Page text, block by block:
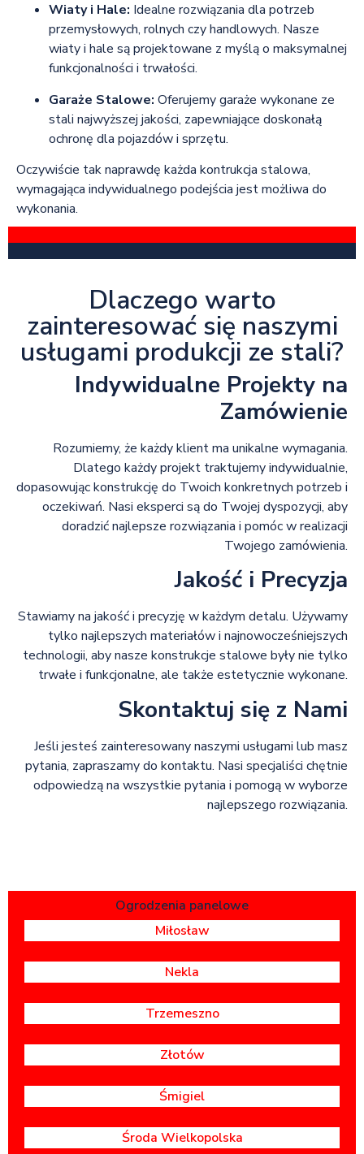
Wiaty i Hale: Idealne rozwiązania dla potrzeb
przemysłowych, rolnych czy handlowych. Nasze
wiaty i hale są projektowane z myślą o maksymalnej
funkcjonalności i trwałości.
Garaże Stalowe: Oferujemy garaże wykonane ze
stali najwyższej jakości, zapewniające doskonałą
ochronę dla pojazdów i sprzętu.
Oczywiście tak naprawdę każda kontrukcja stalowa,
wymagająca indywidualnego podejścia jest możliwa do
wykonania.
Dlaczego warto
zainteresować się naszymi
usługami produkcji ze stali?
Indywidualne Projekty na
Zamówienie
Rozumiemy, że każdy klient ma unikalne wymagania.
Dlatego każdy projekt traktujemy indywidualnie,
dopasowując konstrukcję do Twoich konkretnych potrzeb i
oczekiwań. Nasi eksperci są do Twojej dyspozycji, aby
doradzić najlepsze rozwiązania i pomóc w realizacji
Twojego zamówienia.
Jakość i Precyzja
Stawiamy na jakość i precyzję w każdym detalu. Używamy
tylko najlepszych materiałów i najnowocześniejszych
technologii, aby nasze konstrukcje stalowe były nie tylko
trwałe i funkcjonalne, ale także estetycznie wykonane.
Skontaktuj się z Nami
Jeśli jesteś zainteresowany naszymi usługami lub masz
pytania, zapraszamy do kontaktu. Nasi specjaliści chętnie
odpowiedzą na wszystkie pytania i pomogą w wyborze
najlepszego rozwiązania.
Ogrodzenia panelowe
Miłosław
Nekla
Trzemeszno
Złotów
Śmigiel
Środa Wielkopolska